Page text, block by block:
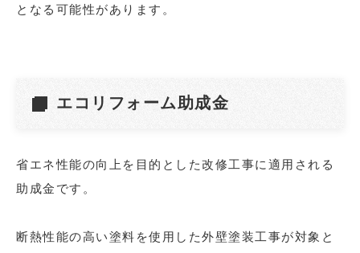
となる可能性があります。
エコリフォーム助成金
省エネ性能の向上を目的とした改修工事に適用される
助成金です。
断熱性能の高い塗料を使用した外壁塗装工事が対象と